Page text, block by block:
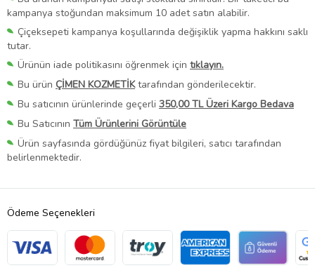
kampanya stoğundan maksimum 10 adet satın alabilir.
Çiçeksepeti kampanya koşullarında değişiklik yapma hakkını saklı
tutar.
Ürünün iade politikasını öğrenmek için tıklayın.
Bu ürün ÇİMEN KOZMETİKtarafından gönderilecektir.
Bu satıcının ürünlerinde geçerli 350,00 TL Üzeri Kargo Bedava
Bu Satıcının Tüm Ürünlerini Görüntüle
Ürün sayfasında gördüğünüz fiyat bilgileri, satıcı tarafından
belirlenmektedir.
Ödeme Seçenekleri